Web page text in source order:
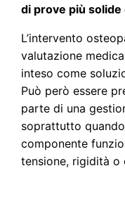
di prove più
L’intervento
valutazione
inteso come
Può però essere
parte di una
soprattutto
componente
tensione, rigidità o